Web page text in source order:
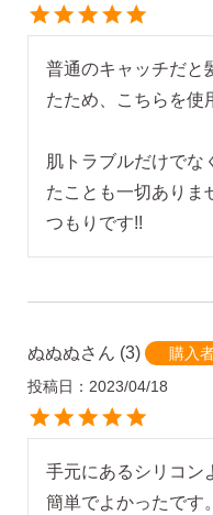
季節ごとにリボンのカラ
に「お渡し用バック」と
ド」を同封いたします。
普通のキャッチだと
たため、こちらを使
肌トラブルだけでな
たことも一切ありま
つもりです!!
ぬぬぬ 3 購入
投稿日
2023/04/18
手元にあるシリコン
簡単でよかったです。